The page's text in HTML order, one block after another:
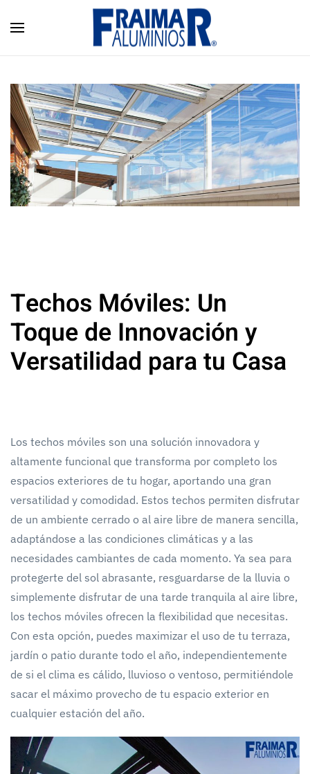
Skip to main content
Techos Móviles: Un
Toque de Innovación y
Versatilidad para tu Casa
Los techos móviles son una solución innovadora y
altamente funcional que transforma por completo los
espacios exteriores de tu hogar, aportando una gran
versatilidad y comodidad. Estos techos permiten disfrutar
de un ambiente cerrado o al aire libre de manera sencilla,
adaptándose a las condiciones climáticas y a las
necesidades cambiantes de cada momento. Ya sea para
protegerte del sol abrasante, resguardarse de la lluvia o
simplemente disfrutar de una tarde tranquila al aire libre,
los techos móviles ofrecen la flexibilidad que necesitas.
Con esta opción, puedes maximizar el uso de tu terraza,
jardín o patio durante todo el año, independientemente
de si el clima es cálido, lluvioso o ventoso, permitiéndole
sacar el máximo provecho de tu espacio exterior en
cualquier estación del año.